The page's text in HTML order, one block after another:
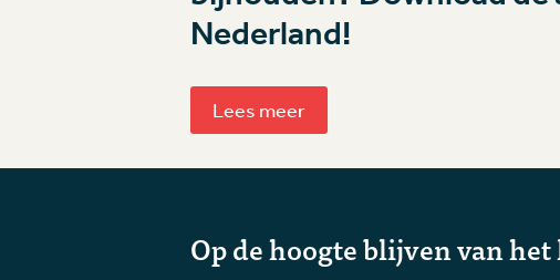
Nederland!
Lees meer
Op de hoogte blijven van